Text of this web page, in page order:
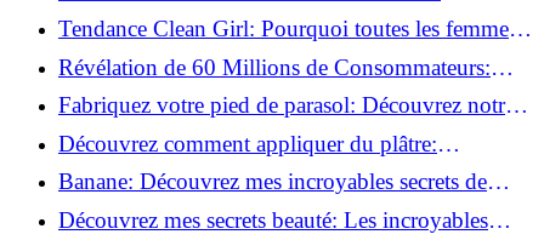
rapidement !
Tendance Clean Girl: Pourquoi toutes les femmes
l'adoptent?
Révélation de 60 Millions de Consommateurs:
Découvrez le meilleur fond de teint pour votre
peau!
Fabriquez votre pied de parasol: Découvrez notre
tutoriel facile !
Découvrez comment appliquer du plâtre:
Techniques pour un mur intérieur parfait!
Banane: Découvrez mes incroyables secrets de
beauté!
Découvrez mes secrets beauté: Les incroyables